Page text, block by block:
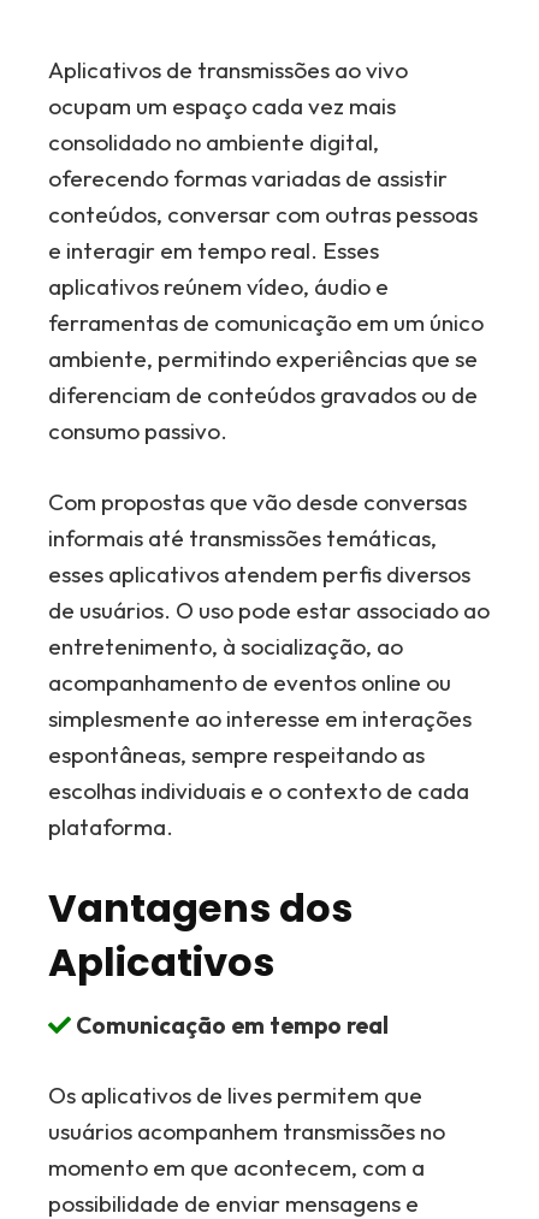
Aplicativos de transmissões ao vivo
ocupam um espaço cada vez mais
consolidado no ambiente digital,
oferecendo formas variadas de assistir
conteúdos, conversar com outras pessoas
e interagir em tempo real. Esses
aplicativos reúnem vídeo, áudio e
ferramentas de comunicação em um único
ambiente, permitindo experiências que se
diferenciam de conteúdos gravados ou de
consumo passivo.
Com propostas que vão desde conversas
informais até transmissões temáticas,
esses aplicativos atendem perfis diversos
de usuários. O uso pode estar associado ao
entretenimento, à socialização, ao
acompanhamento de eventos online ou
simplesmente ao interesse em interações
espontâneas, sempre respeitando as
escolhas individuais e o contexto de cada
plataforma.
Vantagens dos
Aplicativos
Comunicação em tempo real
Os aplicativos de lives permitem que
usuários acompanhem transmissões no
momento em que acontecem, com a
possibilidade de enviar mensagens e